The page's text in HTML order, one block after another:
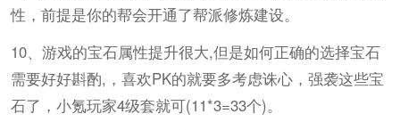
性，前提是你的帮会开通了帮派修炼建设。
10、游戏的宝石属性提升很大,但是如何正确的选择宝石
需要好好斟酌,，喜欢PK的就要多考虑诛心，强袭这些宝
石了，小氪玩家4级套就可(11*3=33个)。